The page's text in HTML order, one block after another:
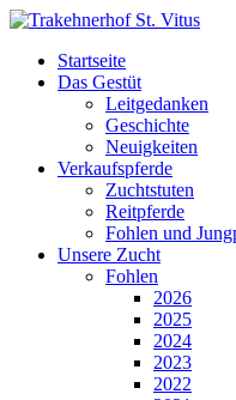
Startseite
Das Gestüt
Leitgedanken
Geschichte
Neuigkeiten
Verkaufspferde
Zuchtstuten
Reitpferde
Fohlen und
Unsere Zucht
Fohlen
2026
2025
2024
2023
2022